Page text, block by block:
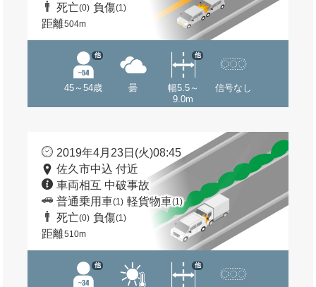
死亡(0) 負傷(1)
距離504m
45～54歳
他
曇
幅5.5～
9.0m
他
信号なし
2019年4月23日(火)08:45
佐久市中込 付近
車両相互 中破事故
普通乗用車(1) 軽貨物車(1)
死亡(0) 負傷(1)
距離510m
他 他